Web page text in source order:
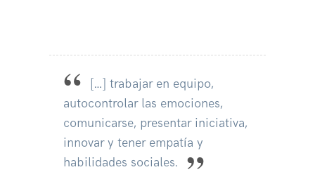
[…] trabajar en equipo,
autocontrolar las emociones,
comunicarse, presentar iniciativa,
innovar y tener empatía y
habilidades sociales.